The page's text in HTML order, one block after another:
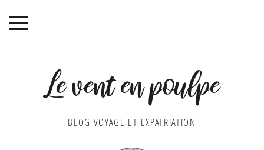
Le vent en poulpe
BLOG VOYAGE ET EXPATRIATION